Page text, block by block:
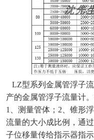
LZ型系列金属管浮子
产的金属管浮子流量计
1、测量管体；2、锥形
流量的大小成比例，通
子位移量传给指示器指